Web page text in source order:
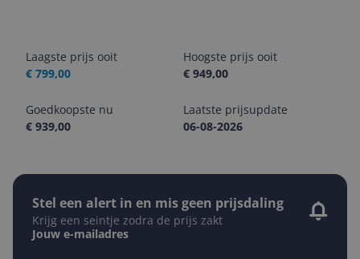
Laagste prijs ooit
€ 799,00
Hoogste prijs ooit
€ 949,00
Goedkoopste nu
€ 939,00
Laatste prijsupdate
06-08-2026
Stel een alert in en mis geen prijsdaling
Krijg een seintje zodra de prijs zakt
Jouw e-mailadres